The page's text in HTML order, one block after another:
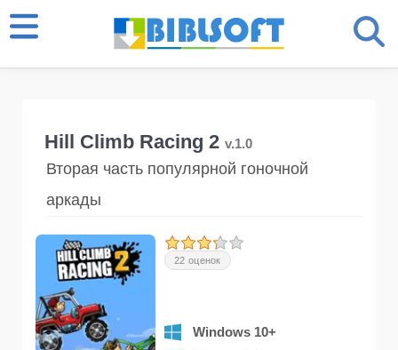
Hill Climb Racing 2 v.1.0
Вторая часть популярной гоночной
аркады
22 оценок
Windows 10+